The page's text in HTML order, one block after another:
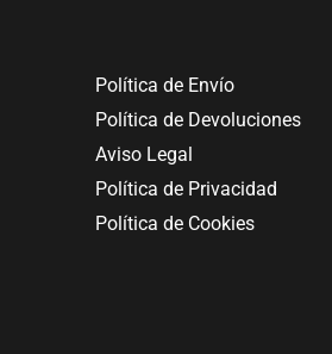
Política de Envío
Política de Devoluciones
Aviso Legal
Política de Privacidad
Política de Cookies